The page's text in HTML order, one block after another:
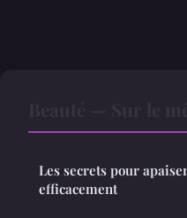
Les secrets pour
efficacement